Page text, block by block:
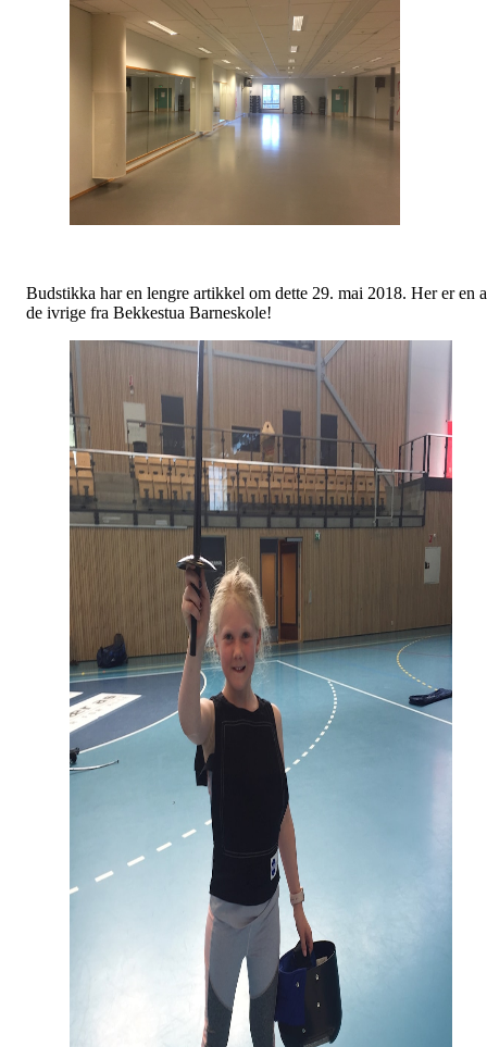
Budstikka har en lengre artikkel om dette 29. mai 2018. Her er en
de ivrige fra Bekkestua Barneskole!